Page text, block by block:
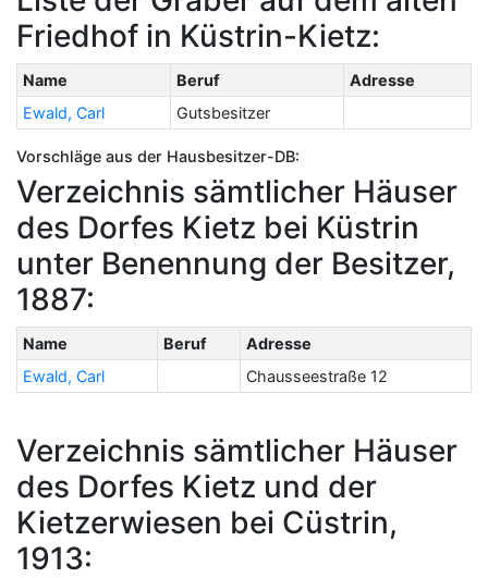
Friedhof in Küstrin-Kietz:
Name Beruf
Adresse
Ewald, Carl
Gutsbesitzer
Vorschläge aus der Hausbesitzer-DB:
Verzeichnis sämtlicher Häuser
des Dorfes Kietz bei Küstrin
unter Benennung der Besitzer,
1887:
Name Beruf
Adresse
Ewald, Carl
Chausseestraße 12
Verzeichnis sämtlicher Häuser
des Dorfes Kietz und der
Kietzerwiesen bei Cüstrin,
1913: